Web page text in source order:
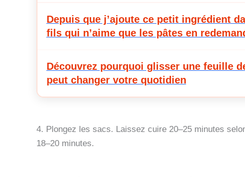
Depuis que j’ajoute ce petit ingrédient
fils qui n’aime que les pâtes en
Découvrez pourquoi glisser une feuille
peut changer votre quotidien
4. Plongez les sacs. Laissez cuire 20–25 minutes
18–20 minutes.